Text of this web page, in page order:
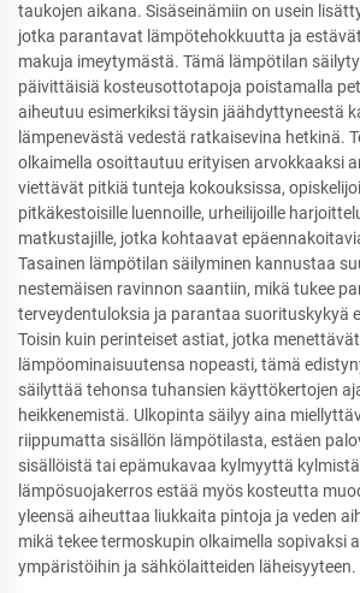
taukojen aikana. Sisäseinämiin on usein
jotka parantavat lämpötehokkuutta ja
makuja imeytymästä. Tämä lämpötilan
päivittäisiä kosteusottotapoja poistamalla
aiheutuu esimerkiksi täysin jäähdyttyneestä
lämpenevästä vedestä ratkaisevina hetkinä.
olkaimella osoittautuu erityisen arvokkaaksi
viettävät pitkiä tunteja kokouksissa,
pitkäkestoisille luennoille, urheilijoille
matkustajille, jotka kohtaavat
Tasainen lämpötilan säilyminen kannustaa
nestemäisen ravinnon saantiin, mikä tukee
terveydentuloksia ja parantaa suorituskykyä
Toisin kuin perinteiset astiat, jotka menettävät
lämpöominaisuutensa nopeasti, tämä
säilyttää tehonsa tuhansien käyttökertojen
heikkenemistä. Ulkopinta säilyy aina
riippumatta sisällön lämpötilasta, estäen
sisällöistä tai epämukavaa kylmyyttä
lämpösuojakerros estää myös kosteutta
yleensä aiheuttaa liukkaita pintoja ja veden
mikä tekee termoskupin olkaimella sopivaksi
ympäristöihin ja sähkölaitteiden läheisyyteen.